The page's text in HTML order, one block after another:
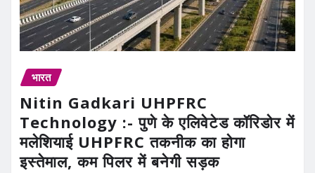
भारत
Nitin Gadkari UHPFRC
Technology :- पुणे के एलिवेटेड कॉरिडोर में
मलेशियाई UHPFRC तकनीक का होगा
इस्तेमाल, कम पिलर में बनेगी सड़क